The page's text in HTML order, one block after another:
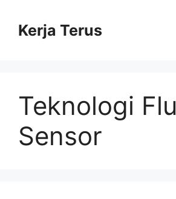
Kerja Terus
Teknologi
Sensor